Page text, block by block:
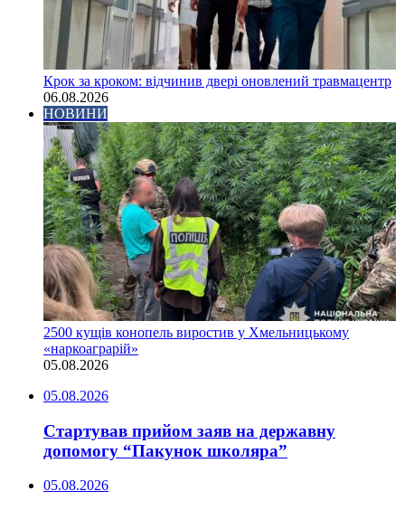
Крок за кроком: відчинив двері оновлений травмацентр
06.08.2026
НОВИНИ
2500 кущів конопель виростив у Хмельницькому
«наркоаграрій»
05.08.2026
05.08.2026
Стартував прийом заяв на державну
допомогу “Пакунок школяра”
05.08.2026